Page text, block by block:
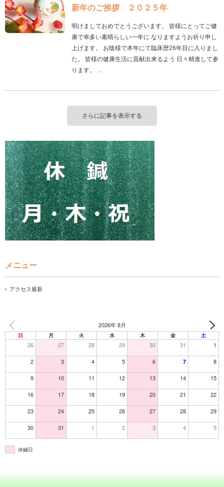
新年のご挨拶 ２０２５年
明けましておめでとうございます。 皆様にとってご健
康で幸多い素晴らしい一年に なりますようお祈り申し
上げます。 お陰様で本年にて臨床歴26年目に入りまし
た。 皆様の健康生活に貢献出来るよう 日々精進して参
ります。 …
さらに記事を表示する
メニュー
アクセス最新
2026年 8月
日 月 火 水 木 金 土
26 27 28 29 30 31 1
2 3 4 5 6 7 8
9 10 11 12 13 14 15
16 17 18 19 20 21 22
23 24 25 26 27 28 29
30 31 1 2 3 4 5
休鍼日